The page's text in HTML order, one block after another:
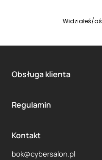
Widziałeś/aś
Obsługa klienta
Regulamin
Kontakt
bok@cybersalon.pl